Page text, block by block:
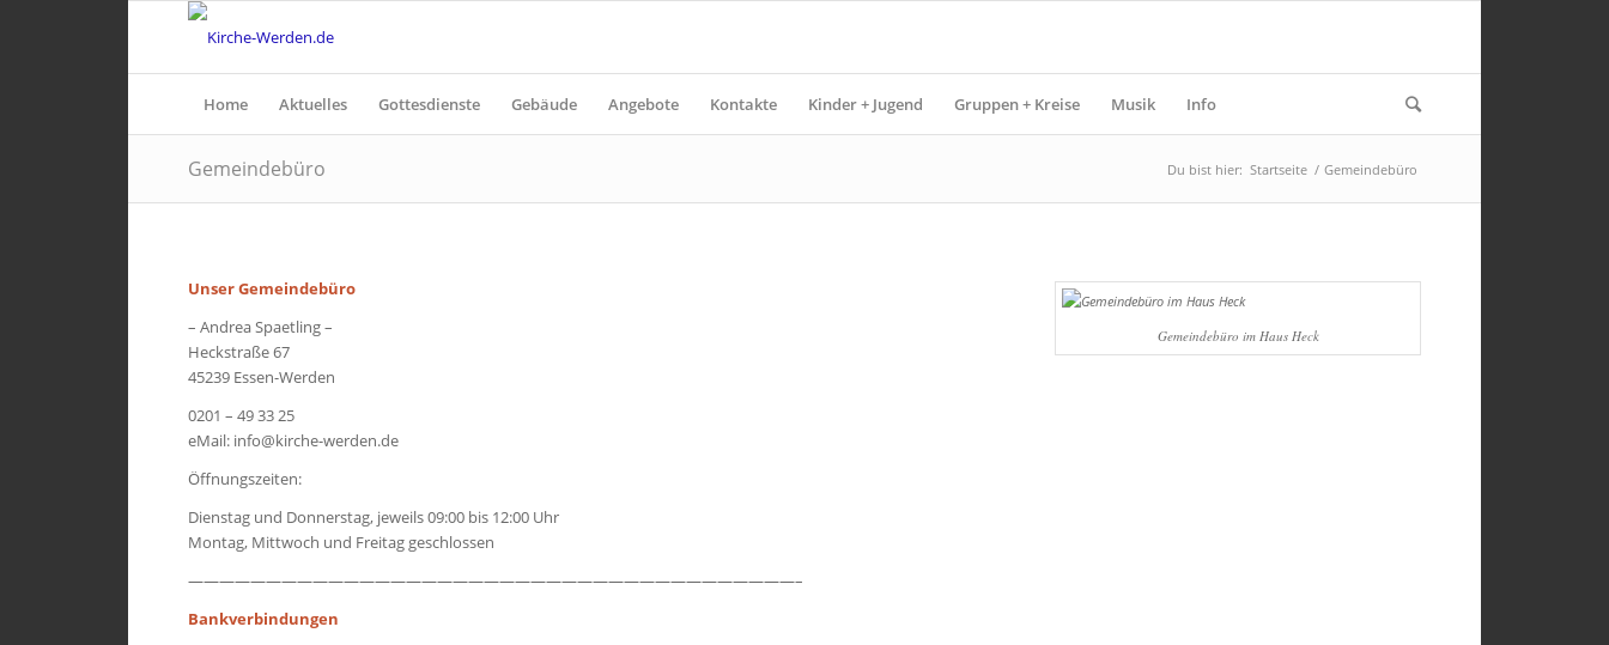
Home Aktuelles Gottesdienste Gebäude Angebote Kontakte Kinder + Jugend Gruppen + Kreise Musik Info
Gemeindebüro Du bist hier: Startseite / Gemeindebüro
Gemeindebüro im Haus Heck
Unser Gemeindebüro
– Andrea Spaetling –
Heckstraße 67
45239 Essen-Werden
0201 – 49 3­3 25
eMail: info@kirche-werden.de
Öffnungszeiten:
Dienstag und Donnerstag, jeweils 09:00 bis 12:00 Uhr
Montag, Mittwoch und Freitag geschlossen
———————————————————————————————————————–
Bankverbindungen